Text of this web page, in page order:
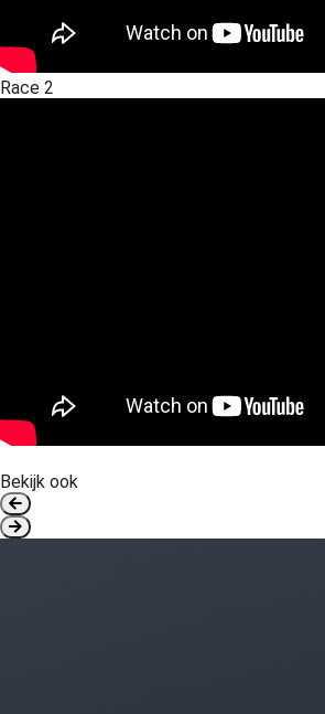
Race 2
Bekijk ook